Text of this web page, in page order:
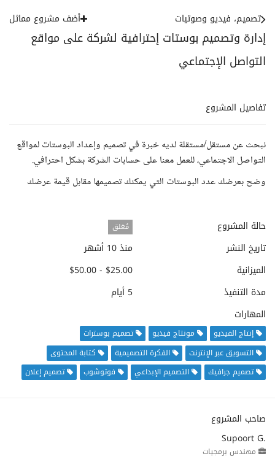
إدارة وتصميم بوستات إحترافية لشركة على مواقع
التواصل الإجتماعي
تصميم، فيديو وصوتيات أضف مشروع مماثل
تفاصيل المشروع
نبحث عن مستقل/مستقلة لديه خبرة في تصميم وإعداد البوستات لمواقع
التواصل الاجتماعي، للعمل معنا على حسابات الشركة بشكل احترافي.
وضح بعرضك عدد البوستات التي يمكنك تصميمها مقابل قيمة عرضك
حالة المشروع مُغلق
تاريخ النشر
منذ 10 أشهر
الميزانية
$25.00 - $50.00
مدة التنفيذ
5 أيام
المهارات
إنتاج الفيديو مونتاج فيديو
تصميم بوسترات
التسويق عبر الإنترنت
الفكرة التصميمية
كتابة المحتوى
تصميم جرافيك
التصميم الإبداعي فوتوشوب تصميم إعلان
صاحب المشروع
Supoort G.
مهندس برمجيات